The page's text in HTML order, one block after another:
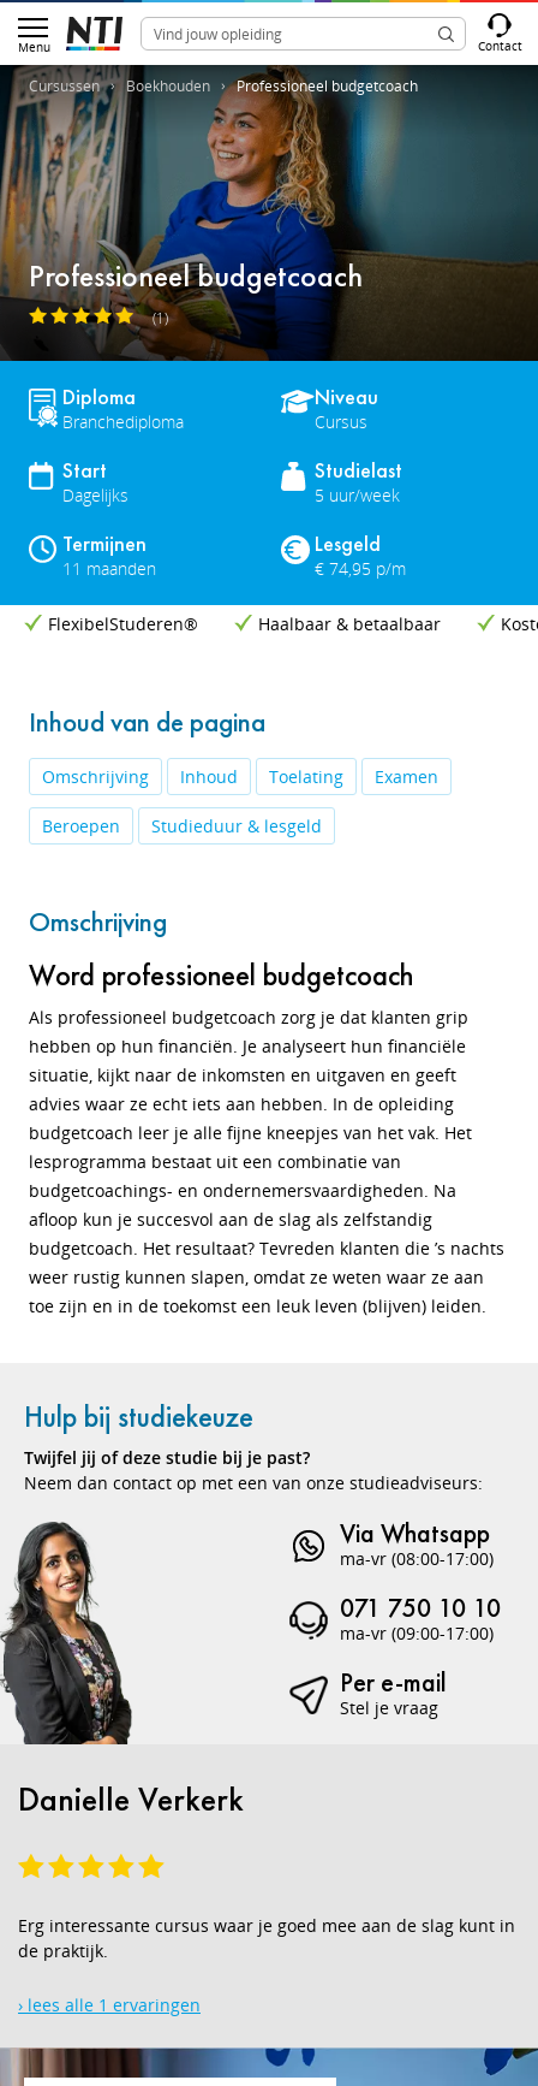
Menu Contact
Cursussen Boekhouden Professioneel budgetcoach
Professioneel budgetcoach
(1)
Diploma
Branchediploma
Niveau
Cursus
Start
Dagelijks
Studielast
5 uur/week
Termijnen
11 maanden
Lesgeld
€ 74,95 p/m
FlexibelStuderen® Haalbaar & betaalbaar
Inhoud van de pagina
Omschrijving Inhoud Toelating Examen
Beroepen Studieduur & lesgeld
Omschrijving
Word professioneel budgetcoach
Als professioneel budgetcoach zorg je dat klanten grip
hebben op hun financiën. Je analyseert hun financiële
situatie, kijkt naar de inkomsten en uitgaven en geeft
advies waar ze echt iets aan hebben. In de opleiding
budgetcoach leer je alle fijne kneepjes van het vak. Het
lesprogramma bestaat uit een combinatie van
budgetcoachings- en ondernemersvaardigheden. Na
afloop kun je succesvol aan de slag als zelfstandig
budgetcoach. Het resultaat? Tevreden klanten die ’s nachts
weer rustig kunnen slapen, omdat ze weten waar ze aan
toe zijn en in de toekomst een leuk leven (blijven) leiden.
Hulp bij studiekeuze
Twijfel jij of deze studie bij je past?
Neem dan contact op met een van onze studieadviseurs:
Via Whatsapp
ma-vr (08:00-17:00)
071 750 10 10
ma-vr (09:00-17:00)
Per e-mail
Stel je vraag
Danielle Verkerk
Erg interessante cursus waar je goed mee aan de slag kunt in
de praktijk.
› lees alle 1 ervaringen